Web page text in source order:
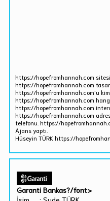
https://hopefromhannah.com
https://hopefromhannah.com
https://hopefromhannah.com'u
https://hopefromhannah.com
https://hopefromhannah.com
https://hopefromhannah.com
telefonu. https://
Ajans yaptı.
Hüseyin TÜRK https://
Garanti Bankas?/font>